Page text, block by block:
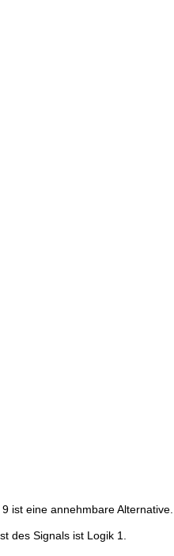
ist eine annehmbare Alternative.
des Signals ist Logik 1.